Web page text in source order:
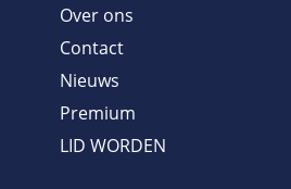
Over ons
Contact
Nieuws
Premium
LID WORDEN